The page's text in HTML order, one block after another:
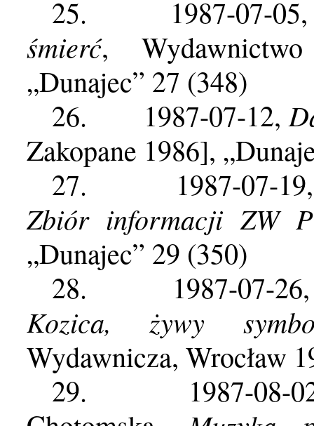
25.
1987-07-
śmierć,
„Dunajec” 27 (348)
26.
1987-07-12,
Zakopane 1986],
27.
1987-07-
Zbiór informacji ZW
„Dunajec” 29 (350)
28.
1987-07-
Kozica, żywy
Wydawnicza, Wrocław
29.
1987-08-